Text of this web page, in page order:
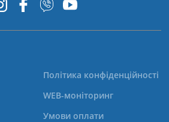
Політика конфіденційності
WEB-моніторинг
Умови оплати